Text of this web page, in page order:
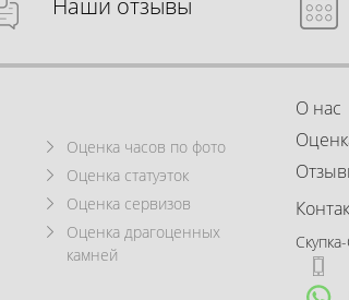
Оценка часов по фото
Оценка статуэток
Оценка сервизов
Оценка драгоценных
камней
О нас